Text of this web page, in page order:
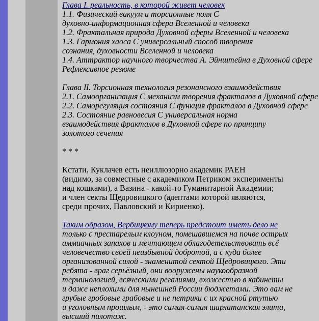
Глава I. реальность, в которой живет человек
1.1. Физический вакуум и торсионные поля С
духовно-информационная сфера Вселенной и человека
1.2. Фрактальная природа Духовной сферы Вселенной и человека
1.3. Гармония хаоса С универсальный способ творения
сознания, духовности Вселенной и человека
1.4. Аттрактор научного творчества А. Эйнштейна в Духовной сфере
Рефлексивное резюме
Глава II. Торсионная технология резонансного взаимодействия
2.1. Самоорганизация С механизм творения фракталов в Духовной сфере
2.2. Саморегуляция состояния С функция фракталов в Духовной сфере
2.3. Состояние равновесия С универсальная норма
взаимодействия фракталов в Духовной сфере по принципу
золотого сечения
* * *
Кстати, Куклачев есть неиллюзорно академик РАЕН
(видимо, за совместные с академиком Петриком эксперименты
над кошками), а Вазина - какой-то Гуманитарной Академии;
и член секты Щедровицкого (адептами которой являются,
среди прочих, Павловский и Кириенко).
Таким образом, Вербицкому теперь предстоит иметь дело не
только с престарелым клоуном, помешавшемся на почве острых
аммиачных запахов и мечтающем облагодетельствовать всё
человечество своей неизбывной добротой, а с куда более
организованной силой - знаменитой сектой Щедровицкого. Эти
ребята - враг серьёзный, они вооружены наукообразной
терминологией, всяческими регалиями, вхожестью в кабинеты
и даже неплохими для нынешней России бюджетами. Это вам не
грубые гробовые грабовые и не петрики с их красной ртутью
и уголовным прошлым, - это самая-самая шарлатанская элита,
высший пилотаж.